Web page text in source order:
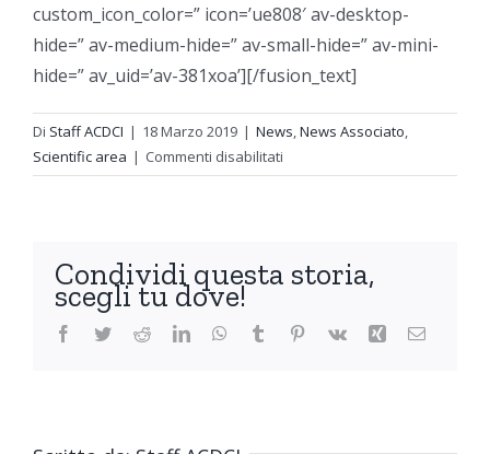
custom_icon_color=” icon=’ue808′ av-desktop-
hide=” av-medium-hide=” av-small-hide=” av-mini-
hide=” av_uid=’av-381xoa’][/fusion_text]
Di Staff ACDCI | 18 Marzo 2019 | News,News Associato,
Scientific area | Commenti disabilitati
ARCHEOLOGIA
e
CDC
Condividi questa storia,
scegli tu dove!
Facebook
TwitterRedditLinkedInWhatsApp
Tumblr Pinterest
Vk Xing Email